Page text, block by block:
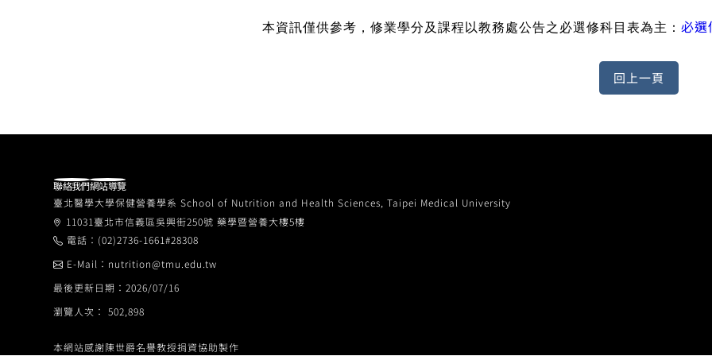
本資訊僅供參考，修業學分及課程以教務處公告之必選修科目表為主：必選
臺北醫學大學保健營養學系 School of Nutrition and Health Sciences, Taipei Medical University
11031臺北市信義區吳興街250號 藥學暨營養大樓5樓
電話：(02)2736-1661#28308
瀏覽人次： 502,898
E-Mail：nutrition@tmu.edu.tw
最後更新日期：2026/07/16
聯絡我們網站導覽
本網站感謝陳世爵名譽教授捐資協助製作